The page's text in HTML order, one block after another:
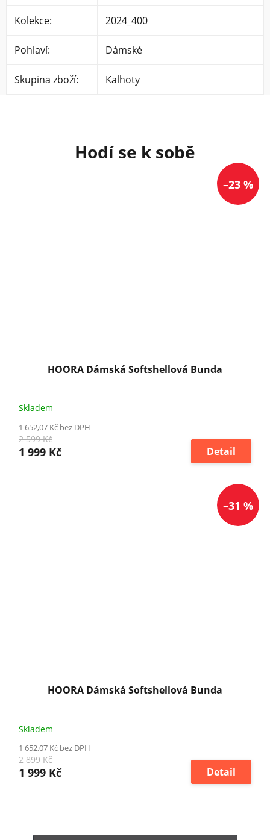
–23 %
HOORA Dámská Softshellová Bunda
Skladem
1 652,07 Kč bez DPH
2 599 Kč
1 999 Kč Detail
–31 %
HOORA Dámská Softshellová Bunda
Skladem
1 652,07 Kč bez DPH
2 899 Kč
1 999 Kč Detail
Kolekce: 2024_400
Pohlaví: Dámské
Skupina zboží: Kalhoty